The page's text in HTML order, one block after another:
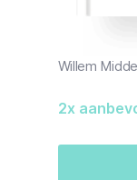
Willem
2x